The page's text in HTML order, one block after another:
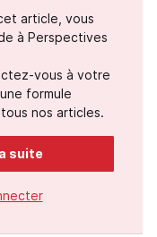
article, vous
à Perspectives
vous à votre
formule
nos articles.
suite